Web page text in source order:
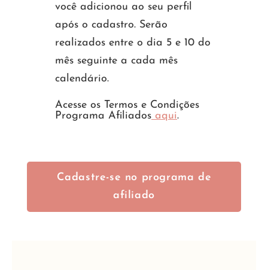
você adicionou ao seu perfil
após o cadastro. Serão
realizados entre o dia 5 e 10 do
mês seguinte a cada mês
calendário.
Acesse os Termos e Condições
Programa Afiliados aqui.
Cadastre-se no programa de
afiliado